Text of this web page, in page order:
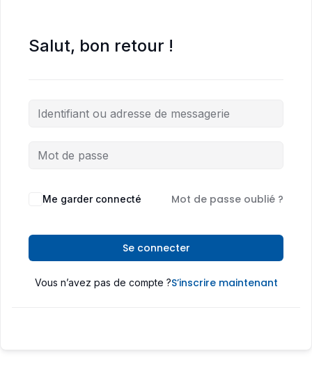
Salut, bon retour !
Me garder connecté Mot de passe oublié ?
Se connecter
Vous n’avez pas de compte ?S’inscrire maintenant